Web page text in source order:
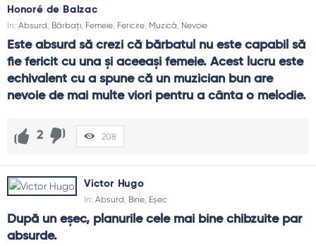
Honoré de Balzac
In: Absurd Bărbați Femeie Fericire Muzică Nevoie
Este absurd să crezi că bărbatul nu este capabil să
fie fericit cu una şi aceeaşi femeie. Acest lucru este
echivalent cu a spune că un muzician bun are
nevoie de mai multe viori pentru a cânta o melodie.
2 208
Victor Hugo
In: Absurd Bine Eșec
După un eşec, planurile cele mai bine chibzuite par
absurde.